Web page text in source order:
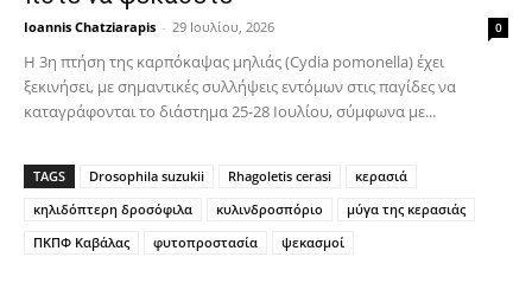
Ioannis Chatziarapis - 29 Ιουλίου, 2026 0
Η 3η πτήση της καρπόκαψας μηλιάς (Cydia pomonella) έχει
ξεκινήσει, με σημαντικές συλλήψεις εντόμων στις παγίδες να
καταγράφονται το διάστημα 25-28 Ιουλίου, σύμφωνα με...
TAGS Drosophila suzukii Rhagoletis cerasi
κερασιά
κηλιδόπτερη δροσόφιλα
κυλινδροσπόριο
μύγα της κερασιάς
ΠΚΠΦ Καβάλας
φυτοπροστασία ψεκασμοί